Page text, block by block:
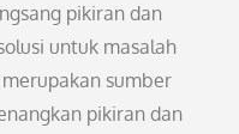
pikiran dan
untuk masalah
sumber
pikiran dan